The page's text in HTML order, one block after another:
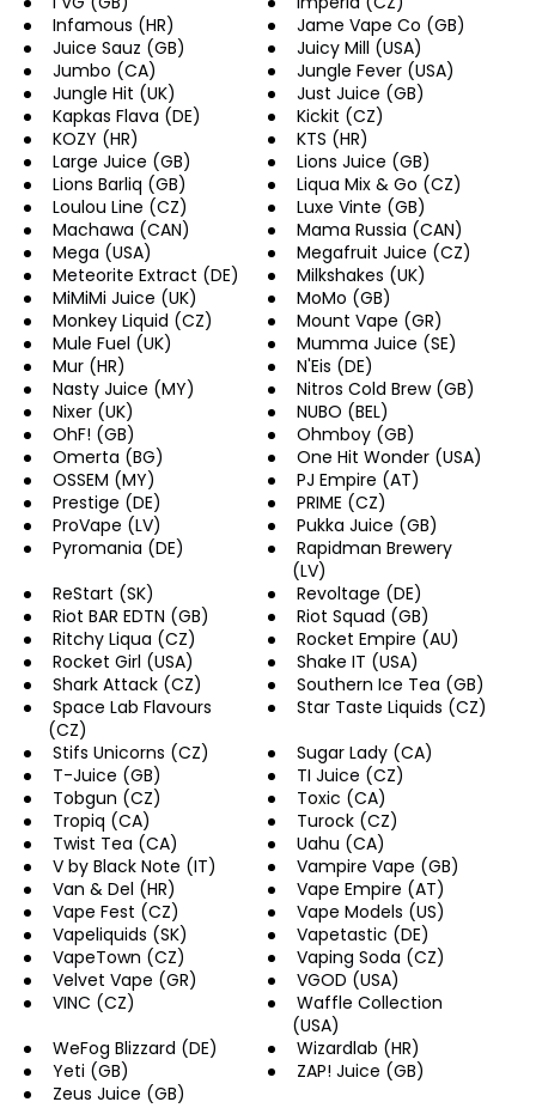
Infamous (HR)
Jame Vape Co (GB)
Juice Sauz (GB)
Juicy Mill (USA)
Jumbo (CA)
Jungle Fever (USA)
Jungle Hit (UK)
Just Juice (GB)
Kapkas Flava (DE)
Kickit (CZ)
KOZY (HR)
KTS (HR)
Large Juice (GB)
Lions Juice (GB)
Lions Barliq (GB)
Liqua Mix & Go (CZ)
Loulou Line (CZ)
Luxe Vinte (GB)
Machawa (CAN)
Mama Russia (CAN)
Mega (USA)
Megafruit Juice (CZ)
Meteorite Extract (DE)
Milkshakes (UK)
MiMiMi Juice (UK)
MoMo (GB)
Monkey Liquid (CZ)
Mount Vape (GR)
Mule Fuel (UK)
Mumma Juice (SE)
Mur (HR)
N'Eis (DE)
Nasty Juice (MY)
Nitros Cold Brew (GB)
Nixer (UK)
NUBO (BEL)
OhF! (GB)
Ohmboy (GB)
Omerta (BG)
One Hit Wonder (USA)
OSSEM (MY)
PJ Empire (AT)
Prestige (DE)
PRIME (CZ)
ProVape (LV)
Pukka Juice (GB)
Pyromania (DE)
Rapidman Brewery
(LV)
ReStart (SK)
Revoltage (DE)
Riot BAR EDTN (GB)
Riot Squad (GB)
Ritchy Liqua (CZ)
Rocket Empire (AU)
Rocket Girl (USA)
Shake IT (USA)
Shark Attack (CZ)
Southern Ice Tea (GB)
Space Lab Flavours
(CZ)
Star Taste Liquids (CZ)
Stifs Unicorns (CZ)
Sugar Lady (CA)
T-Juice (GB)
TI Juice (CZ)
Tobgun (CZ)
Toxic (CA)
Tropiq (CA)
Turock (CZ)
Twist Tea (CA)
Uahu (CA)
V by Black Note (IT)
Vampire Vape (GB)
Van & Del (HR)
Vape Empire (AT)
Vape Fest (CZ)
Vape Models (US)
Vapeliquids (SK)
Vapetastic (DE)
VapeTown (CZ)
Vaping Soda (CZ)
Velvet Vape (GR)
VGOD (USA)
VINC (CZ)
Waffle Collection
(USA)
WeFog Blizzard (DE)
Wizardlab (HR)
Yeti (GB)
ZAP! Juice (GB)
Zeus Juice (GB)
D
o
p
o
r
u
č
u
j
e
m
e
DEKANG
MENTOL
10ML
11MG
169
Kč
Původně:
195